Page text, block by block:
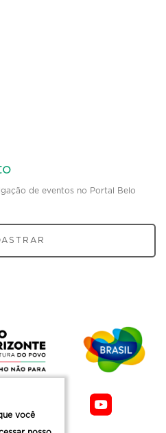
de eventos no Portal Belo
você